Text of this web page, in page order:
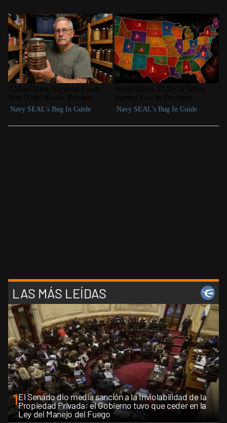
LAS MÁS LEÍDAS
1El Senado dio media sanción a la Inviolabilidad de la
Propiedad Privada: el Gobierno tuvo que ceder en la
Ley del Manejo del Fuego